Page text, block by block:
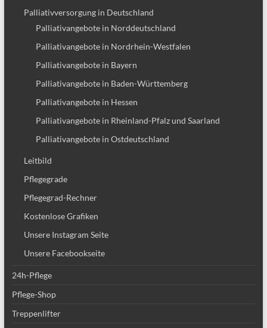
Palliativversorgung in Deutschland
Palliativangebote in Norddeutschland
Palliativangebote in Nordrhein-Westfalen
Palliativangebote in Bayern
Palliativangebote in Baden-Württemberg
Palliativangebote in Hessen
Palliativangebote in Rheinland-Pfalz und Saarland
Palliativangebote in Ostdeutschland
Leitbild
Pflegegrade
Pflegegrad-Rechner
Kostenlose Grafiken
Unsere Instagram Seite
Unsere Facebookseite
24h-Pflege
Pflege-Shop
Treppenlifter